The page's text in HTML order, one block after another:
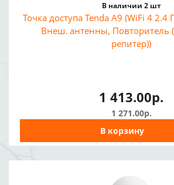
В наличии 2 шт
Точка доступа Tenda A9 (WiFi 4
Внеш. антенны, Повторитель
репитер))
1 413.00р.
1 271.00р.
В корзину